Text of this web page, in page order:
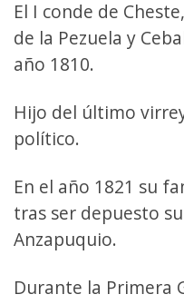
El I conde de
de la Pezuela y
año 1810.
Hijo del último
político.
En el año 1821 su
tras ser depuesto
Anzapuquio.
Durante la Primera